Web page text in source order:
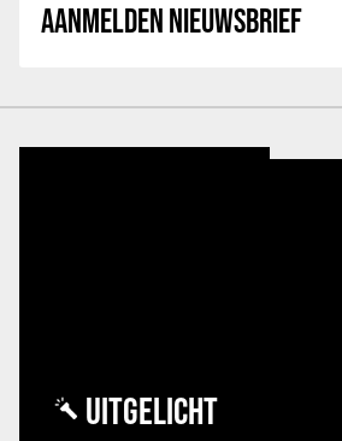
AANMELDEN NIEUWSBRIEF
UITGELICHT